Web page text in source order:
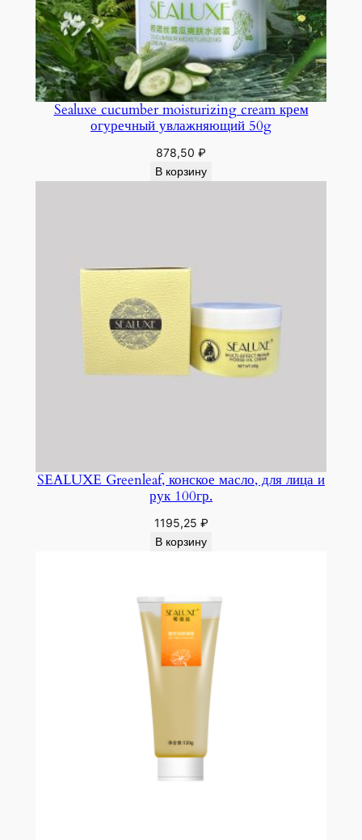
Sealuxe cucumber moisturizing cream крем
огуречный увлажняющий 50g
878,50 ₽
В корзину
SEALUXE Greenleaf, конское масло, для лица и
рук 100гр.
1195,25 ₽
В корзину